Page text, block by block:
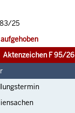
25
Aktenzeichen F 95/26